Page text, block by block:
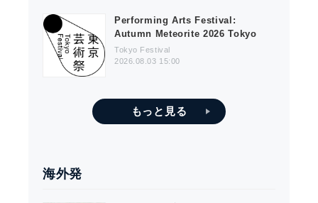
Performing Arts Festival:
Autumn Meteorite 2026 Tokyo
Tokyo Festival
2026.08.03 15:00
もっと見る
海外発